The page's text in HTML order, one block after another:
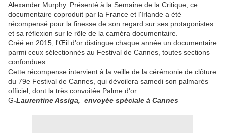
Alexander Murphy. Présenté à la Semaine de la Critique, ce
documentaire coproduit par la France et l'Irlande a été
récompensé pour la finesse de son regard sur ses protagonistes
et sa réflexion sur le rôle de la caméra documentaire.
Créé en 2015, l'Œil d'or distingue chaque année un documentaire
parmi ceux sélectionnés au Festival de Cannes, toutes sections
confondues.
Cette récompense intervient à la veille de la cérémonie de clôture
du 79e Festival de Cannes, qui dévoilera samedi son palmarès
officiel, dont la très convoitée Palme d'or.
G-Laurentine Assiga, envoyée spéciale à Cannes